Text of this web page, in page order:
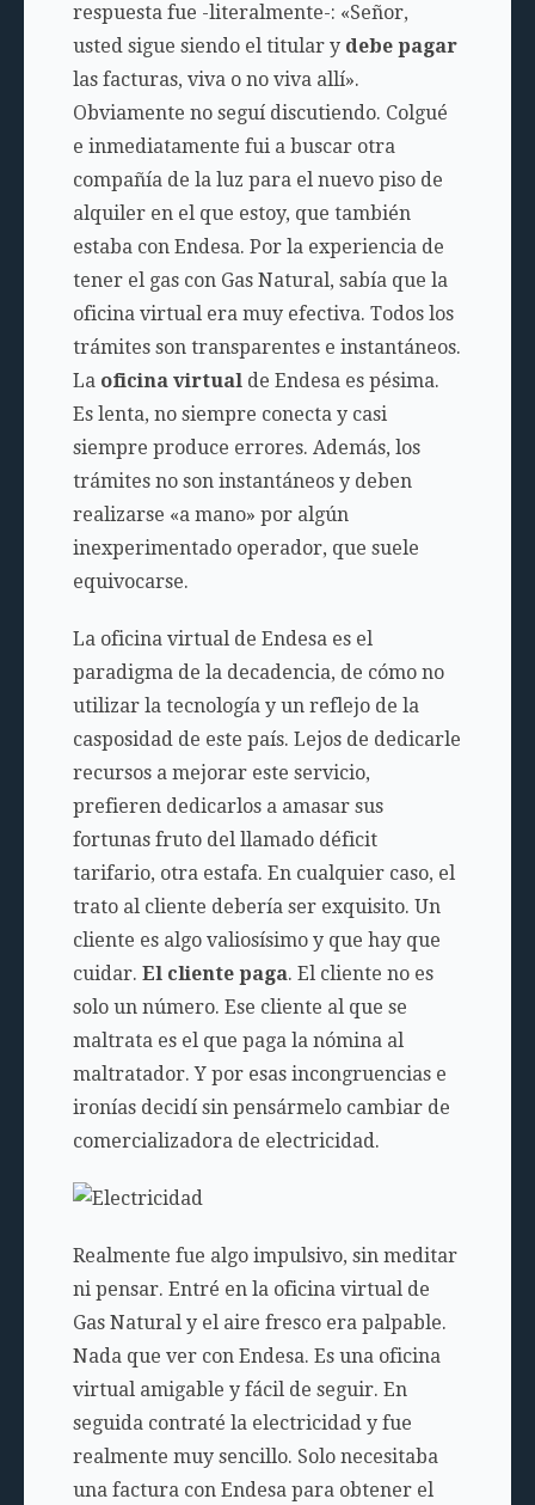
respuesta fue -literalmente-: «Señor,
usted sigue siendo el titular ydebe pagar
las facturas, viva o no viva allí».
Obviamente no seguí discutiendo. Colgué
e inmediatamente fui a buscar otra
compañía de la luz para el nuevo piso de
alquiler en el que estoy, que también
estaba con Endesa. Por la experiencia de
tener el gas con Gas Natural, sabía que la
oficina virtual era muy efectiva. Todos los
trámites son transparentes e instantáneos.
La oficina virtualde Endesa es pésima.
Es lenta, no siempre conecta y casi
siempre produce errores. Además, los
trámites no son instantáneos y deben
realizarse «a mano» por algún
inexperimentado operador, que suele
equivocarse.
La oficina virtual de Endesa es el
paradigma de la decadencia, de cómo no
utilizar la tecnología y un reflejo de la
casposidad de este país. Lejos de dedicarle
recursos a mejorar este servicio,
prefieren dedicarlos a amasar sus
fortunas fruto del llamado déficit
tarifario, otra estafa. En cualquier caso, el
trato al cliente debería ser exquisito. Un
cliente es algo valiosísimo y que hay que
cuidar. El cliente paga. El cliente no es
solo un número. Ese cliente al que se
maltrata es el que paga la nómina al
maltratador. Y por esas incongruencias e
ironías decidí sin pensármelo cambiar de
comercializadora de electricidad.
Realmente fue algo impulsivo, sin meditar
ni pensar. Entré en la oficina virtual de
Gas Natural y el aire fresco era palpable.
Nada que ver con Endesa. Es una oficina
virtual amigable y fácil de seguir. En
seguida contraté la electricidad y fue
realmente muy sencillo. Solo necesitaba
una factura con Endesa para obtener el